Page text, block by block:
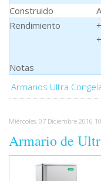
Construido
Rendimiento
Notas
Armarios Ultra
Miércoles, 07 Diciembre 2016
Armario de